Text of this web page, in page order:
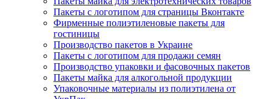
Пакеты с логотипом для страницы Вконтакте
Фирменные полиэтиленовые пакеты для
гостиницы
Производство пакетов в Украине
Пакеты с логотипом для продажи семян
Производство упаковки и фасовочных пакетов
Пакеты майка для алкогольной продукции
Упаковочные материалы из полиэтилена от